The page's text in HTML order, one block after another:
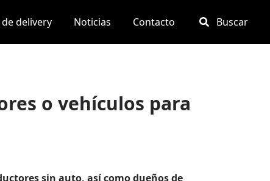
delivery Noticias Contacto Buscar
o vehículos para
sin auto, así como dueños de